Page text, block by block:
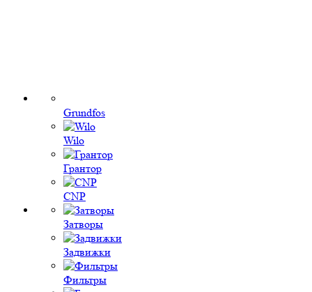
Grundfos
Wilo
Грантор
CNP
Затворы
Задвижки
Фильтры